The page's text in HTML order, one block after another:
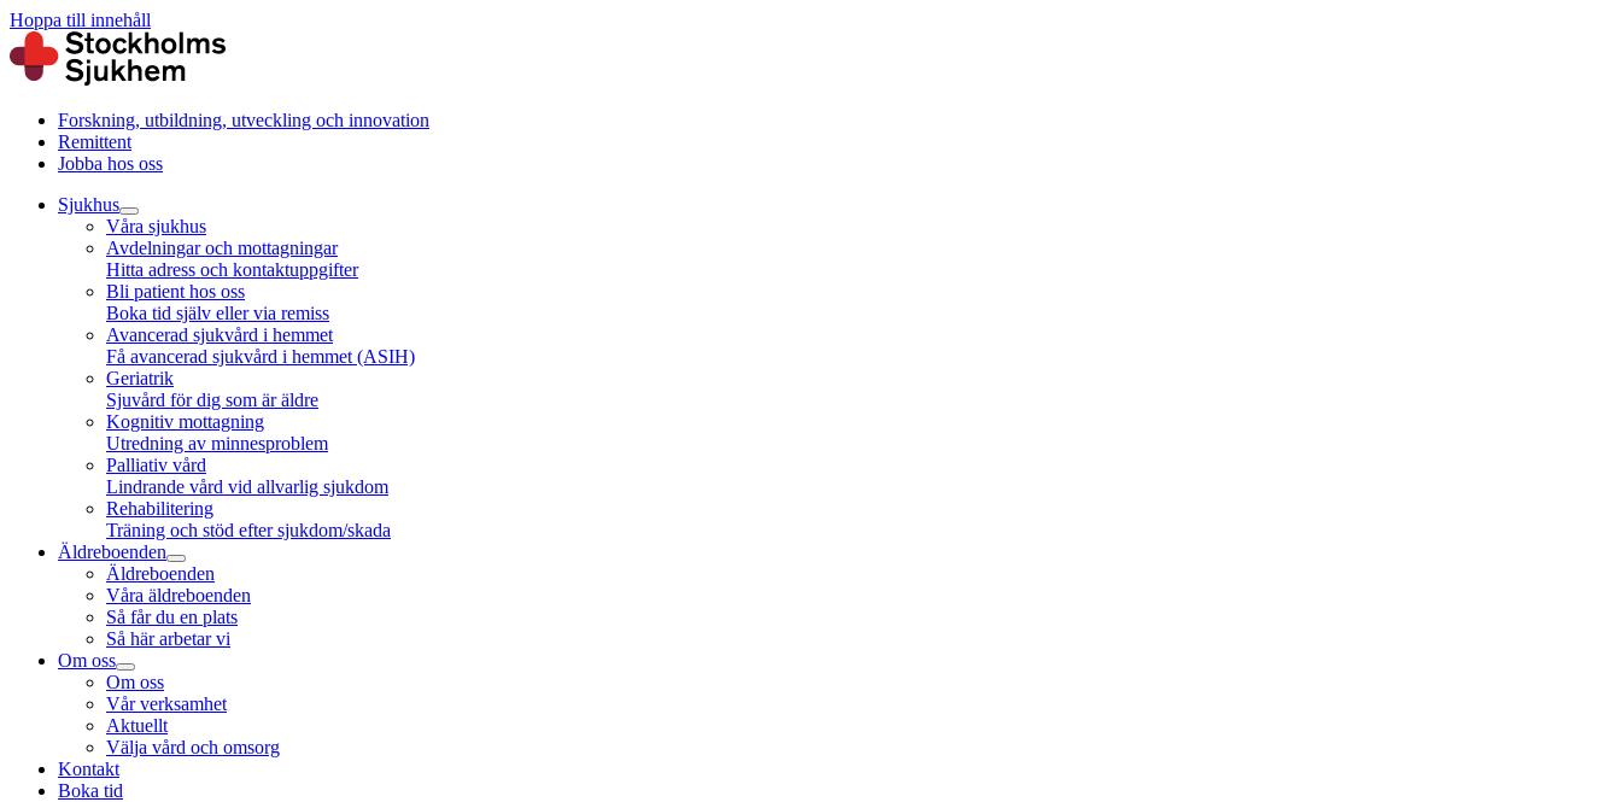
Hoppa till innehåll
Forskning, utbildning, utveckling och innovation
Remittent
Jobba hos oss
Sjukhus
Våra sjukhus
Avdelningar och mottagningar
Hitta adress och kontaktuppgifter
Bli patient hos oss
Boka tid själv eller via remiss
Avancerad sjukvård i hemmet
Få avancerad sjukvård i hemmet (ASIH)
Geriatrik
Sjuvård för dig som är äldre
Kognitiv mottagning
Utredning av minnesproblem
Palliativ vård
Lindrande vård vid allvarlig sjukdom
Rehabilitering
Träning och stöd efter sjukdom/skada
Äldreboenden
Äldreboenden
Våra äldreboenden
Så får du en plats
Så här arbetar vi
Om oss
Om oss
Vår verksamhet
Aktuellt
Välja vård och omsorg
Kontakt
Boka tid